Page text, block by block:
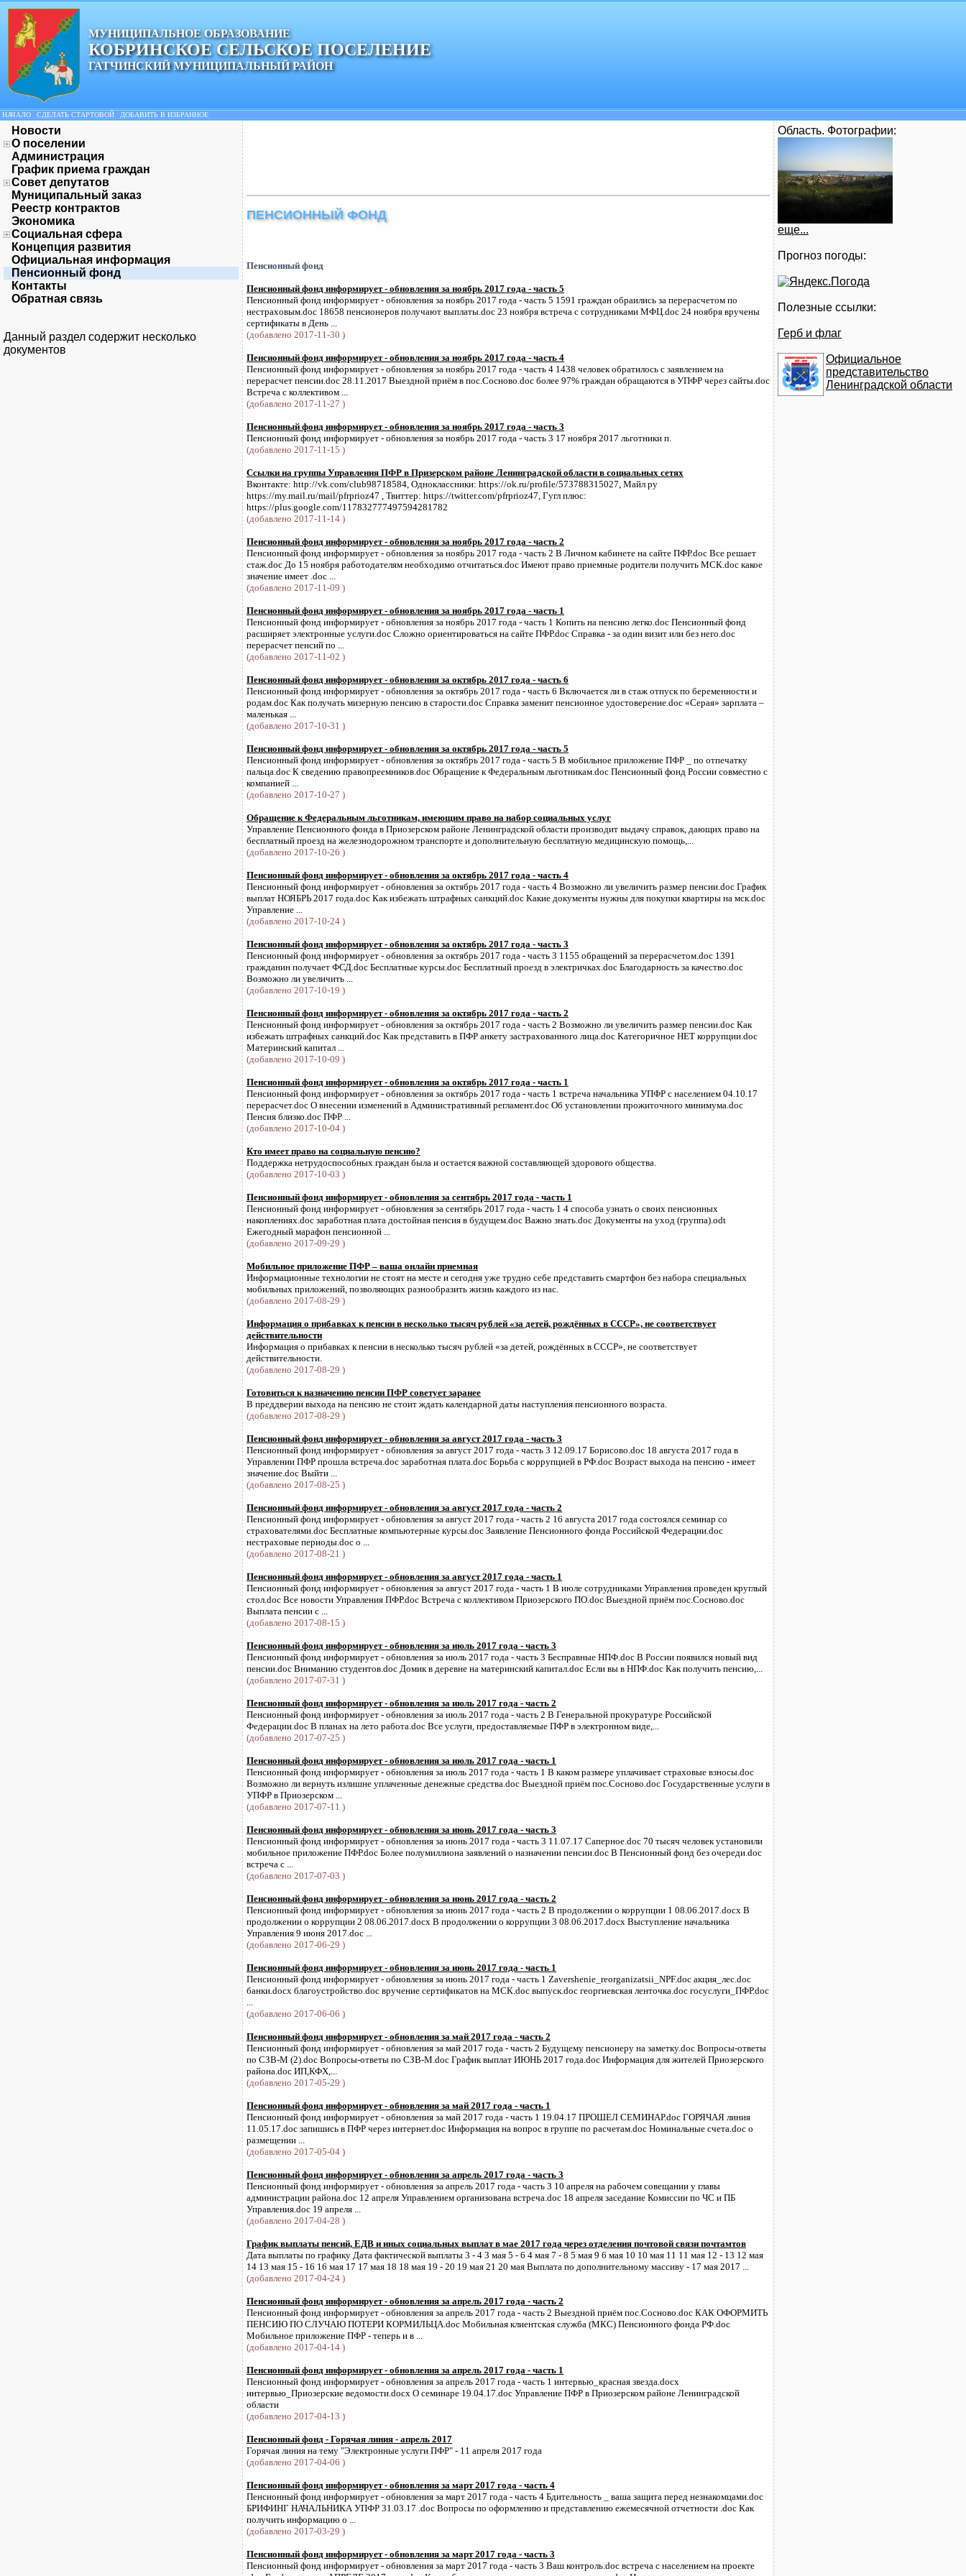
МУНИЦИПАЛЬНОЕ ОБРАЗОВАНИЕ
КОБРИНСКОЕ СЕЛЬСКОЕ ПОСЕЛЕНИЕ
ГАТЧИНСКИЙ МУНИЦИПАЛЬНЫЙ РАЙОН
НАЧАЛО СДЕЛАТЬ СТАРТОВОЙ ДОБАВИТЬ В ИЗБРАННОЕ
Новости
О поселении
Администрация
График приема граждан
Совет депутатов
Муниципальный заказ
Реестр контрактов
Экономика
Социальная сфера
Концепция развития
Официальная информация
Пенсионный фонд
Контакты
Обратная связь
Данный раздел содержит несколько
документов
ПЕНСИОННЫЙ ФОНД
Пенсионный фонд
Пенсионный фонд информирует - обновления за ноябрь 2017 года - часть 5
Пенсионный фонд информирует - обновления за ноябрь 2017 года - часть 5 1591 граждан обраились за перерасчетом по
нестраховым.doc 18658 пенсионеров получают выплаты.doc 23 ноября встреча с сотрудниками МФЦ.doc 24 ноября вручены
сертификаты в День ...
(добавлено 2017-11-30 )
Пенсионный фонд информирует - обновления за ноябрь 2017 года - часть 4
Пенсионный фонд информирует - обновления за ноябрь 2017 года - часть 4 1438 человек обратилось с заявлением на
перерасчет пенсии.doc 28.11.2017 Выездной приём в пос.Сосново.doc более 97% граждан обращаются в УПФР через сайты.doc
Встреча с коллективом ...
(добавлено 2017-11-27 )
Пенсионный фонд информирует - обновления за ноябрь 2017 года - часть 3
Пенсионный фонд информирует - обновления за ноябрь 2017 года - часть 3 17 ноября 2017 льготники п.
(добавлено 2017-11-15 )
Ссылки на группы Управления ПФР в Призерском районе Ленинградской области в социальных сетях
Вконтакте: http://vk.com/club98718584, Одноклассники: https://ok.ru/profile/573788315027, Майл ру
https://my.mail.ru/mail/pfrprioz47 , Твиттер: https://twitter.com/pfrprioz47, Гугл плюс:
https://plus.google.соm/117832777497594281782
(добавлено 2017-11-14 )
Пенсионный фонд информирует - обновления за ноябрь 2017 года - часть 2
Пенсионный фонд информирует - обновления за ноябрь 2017 года - часть 2 В Личном кабинете на сайте ПФР.doc Все решает
стаж.doc До 15 ноября работодателям необходимо отчитаться.doc Имеют право приемные родители получить МСК.doc какое
значение имеет .doc ...
(добавлено 2017-11-09 )
Пенсионный фонд информирует - обновления за ноябрь 2017 года - часть 1
Пенсионный фонд информирует - обновления за ноябрь 2017 года - часть 1 Копить на пенсию легко.doc Пенсионный фонд
расширяет электронные услуги.doc Сложно ориентироваться на сайте ПФР.doc Справка - за один визит или без него.doc
перерасчет пенсий по ...
(добавлено 2017-11-02 )
Пенсионный фонд информирует - обновления за октябрь 2017 года - часть 6
Пенсионный фонд информирует - обновления за октябрь 2017 года - часть 6 Включается ли в стаж отпуск по беременности и
родам.doc Как получать мизерную пенсию в старости.doc Справка заменит пенсионное удостоверение.doc «Серая» зарплата –
маленькая ...
(добавлено 2017-10-31 )
Пенсионный фонд информирует - обновления за октябрь 2017 года - часть 5
Пенсионный фонд информирует - обновления за октябрь 2017 года - часть 5 В мобильное приложение ПФР _ по отпечатку
пальца.doc К сведению правопреемников.doc Обращение к Федеральным льготникам.doc Пенсионный фонд России совместно с
компанией ...
(добавлено 2017-10-27 )
Обращение к Федеральным льготникам, имеющим право на набор социальных услуг
Управление Пенсионного фонда в Приозерском районе Ленинградской области производит выдачу справок, дающих право на
бесплатный проезд на железнодорожном транспорте и дополнительную бесплатную медицинскую помощь,...
(добавлено 2017-10-26 )
Пенсионный фонд информирует - обновления за октябрь 2017 года - часть 4
Пенсионный фонд информирует - обновления за октябрь 2017 года - часть 4 Возможно ли увеличить размер пенсии.doc График
выплат НОЯБРЬ 2017 года.doc Как избежать штрафных санкций.doc Какие документы нужны для покупки квартиры на мск.doc
Управление ...
(добавлено 2017-10-24 )
Пенсионный фонд информирует - обновления за октябрь 2017 года - часть 3
Пенсионный фонд информирует - обновления за октябрь 2017 года - часть 3 1155 обращений за перерасчетом.doc 1391
гражданин получает ФСД.doc Бесплатные курсы.doc Бесплатный проезд в электричках.doc Благодарность за качество.doc
Возможно ли увеличить ...
(добавлено 2017-10-19 )
Пенсионный фонд информирует - обновления за октябрь 2017 года - часть 2
Пенсионный фонд информирует - обновления за октябрь 2017 года - часть 2 Возможно ли увеличить размер пенсии.doc Как
избежать штрафных санкций.doc Как представить в ПФР анкету застрахованного лица.doc Категоричное НЕТ коррупции.doc
Материнский капитал ...
(добавлено 2017-10-09 )
Пенсионный фонд информирует - обновления за октябрь 2017 года - часть 1
Пенсионный фонд информирует - обновления за октябрь 2017 года - часть 1 встреча начальника УПФР с населением 04.10.17
перерасчет.doc О внесении изменений в Административный регламент.doc Об установлении прожиточного минимума.doc
Пенсия близко.doc ПФР ...
(добавлено 2017-10-04 )
Кто имеет право на социальную пенсию?
Поддержка нетрудоспособных граждан была и остается важной составляющей здорового общества.
(добавлено 2017-10-03 )
Пенсионный фонд информирует - обновления за сентябрь 2017 года - часть 1
Пенсионный фонд информирует - обновления за сентябрь 2017 года - часть 1 4 способа узнать о своих пенсионных
накоплениях.doc заработная плата достойная пенсия в будущем.doc Важно знать.doc Документы на уход (группа).odt
Ежегодный марафон пенсионной ...
(добавлено 2017-09-29 )
Мобильное приложение ПФР – ваша онлайн приемная
Информационные технологии не стоят на месте и сегодня уже трудно себе представить смартфон без набора специальных
мобильных приложений, позволяющих разнообразить жизнь каждого из нас.
(добавлено 2017-08-29 )
Информация о прибавках к пенсии в несколько тысяч рублей «за детей, рождённых в СССР», не соответствует
действительности
Информация о прибавках к пенсии в несколько тысяч рублей «за детей, рождённых в СССР», не соответствует
действительности.
(добавлено 2017-08-29 )
Готовиться к назначению пенсии ПФР советует заранее
В преддверии выхода на пенсию не стоит ждать календарной даты наступления пенсионного возраста.
(добавлено 2017-08-29 )
Пенсионный фонд информирует - обновления за август 2017 года - часть 3
Пенсионный фонд информирует - обновления за август 2017 года - часть 3 12.09.17 Борисово.doc 18 августа 2017 года в
Управлении ПФР прошла встреча.doc заработная плата.doc Борьба с коррупцией в РФ.doc Возраст выхода на пенсию - имеет
значение.doc Выйти ...
(добавлено 2017-08-25 )
Пенсионный фонд информирует - обновления за август 2017 года - часть 2
Пенсионный фонд информирует - обновления за август 2017 года - часть 2 16 августа 2017 года состоялся семинар со
страхователями.doc Бесплатные компьютерные курсы.doc Заявление Пенсионного фонда Российской Федерации.doc
нестраховые периоды.doc о ...
(добавлено 2017-08-21 )
Пенсионный фонд информирует - обновления за август 2017 года - часть 1
Пенсионный фонд информирует - обновления за август 2017 года - часть 1 В июле сотрудниками Управления проведен круглый
стол.doc Все новости Управления ПФР.doc Встреча с коллективом Приозерского ПО.doc Выездной приём пос.Сосново.doc
Выплата пенсии с ...
(добавлено 2017-08-15 )
Пенсионный фонд информирует - обновления за июль 2017 года - часть 3
Пенсионный фонд информирует - обновления за июль 2017 года - часть 3 Бесправные НПФ.doc В России появился новый вид
пенсии.doc Вниманию студентов.doc Домик в деревне на материнский капитал.doc Если вы в НПФ.doc Как получить пенсию,...
(добавлено 2017-07-31 )
Пенсионный фонд информирует - обновления за июль 2017 года - часть 2
Пенсионный фонд информирует - обновления за июль 2017 года - часть 2 В Генеральной прокуратуре Российской
Федерации.doc В планах на лето работа.doc Все услуги, предоставляемые ПФР в электронном виде,...
(добавлено 2017-07-25 )
Пенсионный фонд информирует - обновления за июль 2017 года - часть 1
Пенсионный фонд информирует - обновления за июль 2017 года - часть 1 В каком размере уплачивает страховые взносы.doc
Возможно ли вернуть излишне уплаченные денежные средства.doc Выездной приём пос.Сосново.doc Государственные услуги в
УПФР в Приозерском ...
(добавлено 2017-07-11 )
Пенсионный фонд информирует - обновления за июнь 2017 года - часть 3
Пенсионный фонд информирует - обновления за июнь 2017 года - часть 3 11.07.17 Саперное.doc 70 тысяч человек установили
мобильное приложение ПФР.doc Более полумиллиона заявлений о назначении пенсии.doc В Пенсионный фонд без очереди.doc
встреча с ...
(добавлено 2017-07-03 )
Пенсионный фонд информирует - обновления за июнь 2017 года - часть 2
Пенсионный фонд информирует - обновления за июнь 2017 года - часть 2 В продолжении о коррупции 1 08.06.2017.docx В
продолжении о коррупции 2 08.06.2017.docx В продолжении о коррупции 3 08.06.2017.docx Выступление начальника
Управления 9 июня 2017.doc ...
(добавлено 2017-06-29 )
Пенсионный фонд информирует - обновления за июнь 2017 года - часть 1
Пенсионный фонд информирует - обновления за июнь 2017 года - часть 1 Zavershenie_reorganizatsii_NPF.doc акция_лес.doc
банки.docx благоустройство.doc вручение сертификатов на МСК.doc выпуск.doc георгиевская ленточка.doc госуслуги_ПФР.doc
...
(добавлено 2017-06-06 )
Пенсионный фонд информирует - обновления за май 2017 года - часть 2
Пенсионный фонд информирует - обновления за май 2017 года - часть 2 Будущему пенсионеру на заметку.doc Вопросы-ответы
по СЗВ-М (2).doc Вопросы-ответы по СЗВ-М.doc График выплат ИЮНЬ 2017 года.doc Информация для жителей Приозерского
района.doc ИП,КФХ,...
(добавлено 2017-05-29 )
Пенсионный фонд информирует - обновления за май 2017 года - часть 1
Пенсионный фонд информирует - обновления за май 2017 года - часть 1 19.04.17 ПРОШЕЛ СЕМИНАР.doc ГОРЯЧАЯ линия
11.05.17.doc запишись в ПФР через интернет.doc Информация на вопрос в группе по расчетам.doc Номинальные счета.doc о
размещении ...
(добавлено 2017-05-04 )
Пенсионный фонд информирует - обновления за апрель 2017 года - часть 3
Пенсионный фонд информирует - обновления за апрель 2017 года - часть 3 10 апреля на рабочем совещании у главы
администрации района.doc 12 апреля Управлением организована встреча.doc 18 апреля заседание Комиссии по ЧС и ПБ
Управления.doc 19 апреля ...
(добавлено 2017-04-28 )
График выплаты пенсий, ЕДВ и иных социальных выплат в мае 2017 года через отделения почтовой связи почтамтов
Дата выплаты по графику Дата фактической выплаты 3 - 4 3 мая 5 - 6 4 мая 7 - 8 5 мая 9 6 мая 10 10 мая 11 11 мая 12 - 13 12 мая
14 13 мая 15 - 16 16 мая 17 17 мая 18 18 мая 19 - 20 19 мая 21 20 мая Выплата по дополнительному массиву - 17 мая 2017 ...
(добавлено 2017-04-24 )
Пенсионный фонд информирует - обновления за апрель 2017 года - часть 2
Пенсионный фонд информирует - обновления за апрель 2017 года - часть 2 Выездной приём пос.Сосново.doc КАК ОФОРМИТЬ
ПЕНСИЮ ПО СЛУЧАЮ ПОТЕРИ КОРМИЛЬЦА.doc Мобильная клиентская служба (МКС) Пенсионного фонда РФ.doc
Мобильное приложение ПФР - теперь и в ...
(добавлено 2017-04-14 )
Пенсионный фонд информирует - обновления за апрель 2017 года - часть 1
Пенсионный фонд информирует - обновления за апрель 2017 года - часть 1 интервью_красная звезда.docx
интервью_Приозерские ведомости.docx О семинаре 19.04.17.doc Управление ПФР в Приозерском районе Ленинградской
области
(добавлено 2017-04-13 )
Пенсионный фонд - Горячая линия - апрель 2017
Горячая линия на тему "Электронные услуги ПФР" - 11 апреля 2017 года
(добавлено 2017-04-06 )
Пенсионный фонд информирует - обновления за март 2017 года - часть 4
Пенсионный фонд информирует - обновления за март 2017 года - часть 4 Бдительность _ ваша защита перед незнакомцами.doc
БРИФИНГ НАЧАЛЬНИКА УПФР 31.03.17 .doc Вопросы по оформлению и представлению ежемесячной отчетности .doc Как
получить информацию о ...
(добавлено 2017-03-29 )
Пенсионный фонд информирует - обновления за март 2017 года - часть 3
Пенсионный фонд информирует - обновления за март 2017 года - часть 3 Ваш контроль.doc встреча с населением на проекте
Область. Фотографии:
еще...
Прогноз погоды:
Полезные ссылки:
Герб и флаг
Официальное
представительство
Ленинградской области